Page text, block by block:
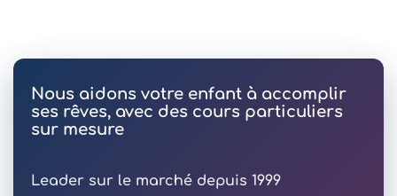
Nous aidons votre enfant à accomplir
ses rêves, avec des cours particuliers
sur mesure
Leader sur le marché depuis 1999